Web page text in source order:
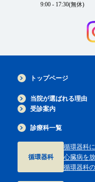
9:00 - 17:30(無休)
トップページ
当院が選ばれる理由
受診案内
診療科一覧
循環器科
循環器科
心臓病を
循環器科